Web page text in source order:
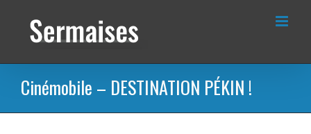
contenu
Cinémobile – DESTINATION PÉKIN !